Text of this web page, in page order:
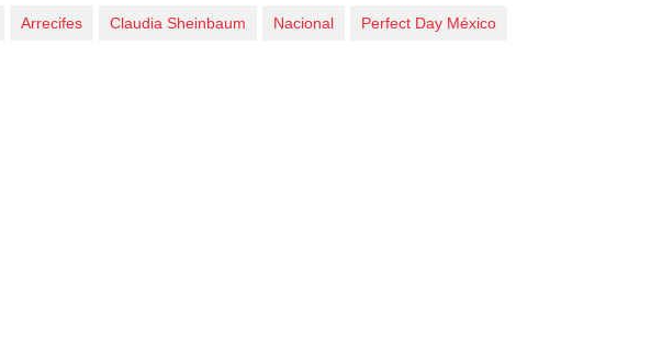
Arrecifes Claudia Sheinbaum Nacional Perfect Day México